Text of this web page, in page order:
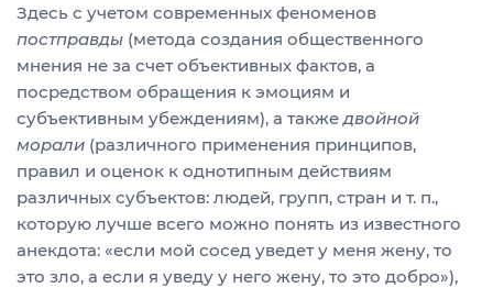
Здесь с учетом современных феноменов
постправды (метода создания общественного
мнения не за счет объективных фактов, а
посредством обращения к эмоциям и
субъективным убеждениям), а также двойной
морали (различного применения принципов,
правил и оценок к однотипным действиям
различных субъектов: людей, групп, стран и т. п.,
которую лучше всего можно понять из известного
анекдота: «если мой сосед уведет у меня жену, то
это зло, а если я уведу у него жену, то это добро»),